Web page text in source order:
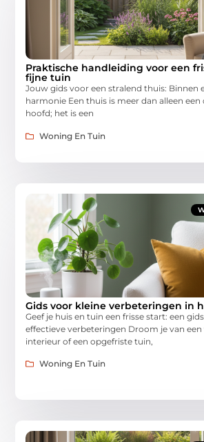
Praktische handleiding voor een
fijne tuin
Jouw gids voor een stralend thuis: Binnen
harmonie Een thuis is meer dan alleen een
hoofd; het is een
Woning En Tuin
Gids voor kleine verbeteringen in
Geef je huis en tuin een frisse start: een
effectieve verbeteringen Droom je van
interieur of een opgefriste tuin,
Woning En Tuin